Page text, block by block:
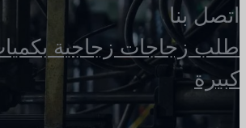
اتصل بنا
طلب زجاجات زجاجية
كبيرة